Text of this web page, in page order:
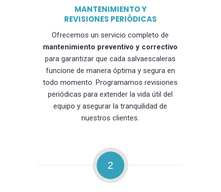
MANTENIMIENTO Y
REVISIONES PERIÓDICAS
Ofrecemos un servicio completo de
mantenimiento preventivo y correctivo
para garantizar que cada salvaescaleras
funcione de manera óptima y segura en
todo momento. Programamos revisiones
periódicas para extender la vida útil del
equipo y asegurar la tranquilidad de
nuestros clientes.
2